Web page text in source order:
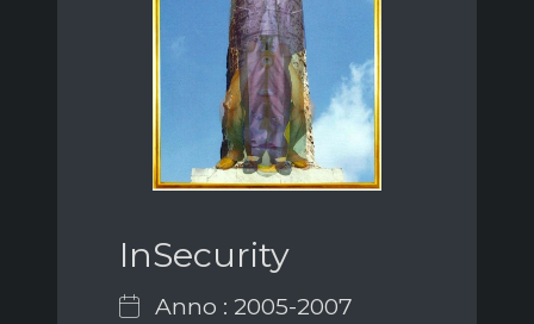
InSecurity
Anno : 2005-2007